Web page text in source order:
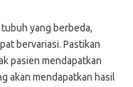
yang berbeda,
bervariasi. Pastikan
pasien mendapatkan
akan mendapatkan hasil